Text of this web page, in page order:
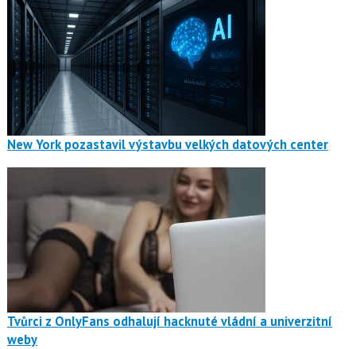
New York pozastavil výstavbu velkých datových center
Tvůrci z OnlyFans odhalují hacknuté vládní a univerzitní
weby